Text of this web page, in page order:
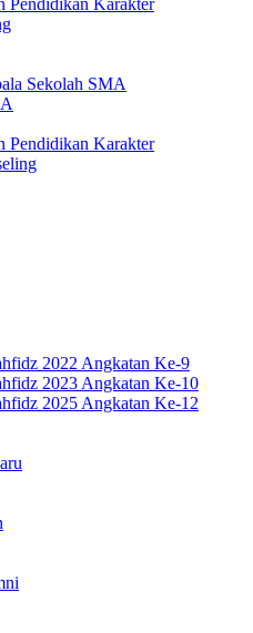
Pendidikan Karakter
Sekolah SMA
Pendidikan Karakter
2022 Angkatan Ke-9
2023 Angkatan Ke-10
2025 Angkatan Ke-12